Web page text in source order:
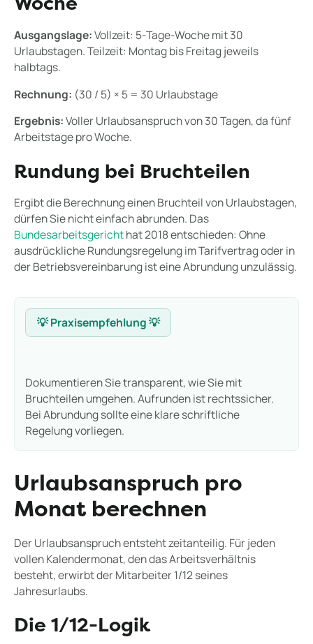
Woche
Ausgangslage:Vollzeit: 5-Tage-Woche mit 30
Urlaubstagen. Teilzeit: Montag bis Freitag jeweils
halbtags.
Rechnung: (30 / 5) × 5 = 30 Urlaubstage
Ergebnis:Voller Urlaubsanspruch von 30 Tagen, da fünf
Arbeitstage pro Woche.
Rundung bei Bruchteilen
Ergibt die Berechnung einen Bruchteil von Urlaubstagen,
dürfen Sie nicht einfach abrunden. Das
Bundesarbeitsgerichthat 2018 entschieden: Ohne
ausdrückliche Rundungsregelung im Tarifvertrag oder in
der Betriebsvereinbarung ist eine Abrundung unzulässig.
💡 Praxisempfehlung 💡
Dokumentieren Sie transparent, wie Sie mit
Bruchteilen umgehen. Aufrunden ist rechtssicher.
Bei Abrundung sollte eine klare schriftliche
Regelung vorliegen.
Urlaubsanspruch pro
Monat berechnen
Der Urlaubsanspruch entsteht zeitanteilig. Für jeden
vollen Kalendermonat, den das Arbeitsverhältnis
besteht, erwirbt der Mitarbeiter 1/12 seines
Jahresurlaubs.
Die 1/12-Logik